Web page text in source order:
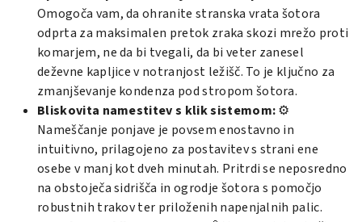
Omogoča vam, da ohranite stranska vrata šotora
odprta za maksimalen pretok zraka skozi mrežo proti
komarjem, ne da bi tvegali, da bi veter zanesel
deževne kapljice v notranjost ležišč. To je ključno za
zmanjševanje kondenza pod stropom šotora.
Bliskovita namestitev s klik sistemom:⚙️
Nameščanje ponjave je povsem enostavno in
intuitivno, prilagojeno za postavitev s strani ene
osebe v manj kot dveh minutah. Pritrdi se neposredno
na obstoječa sidrišča in ogrodje šotora s pomočjo
robustnih trakov ter priloženih napenjalnih palic.